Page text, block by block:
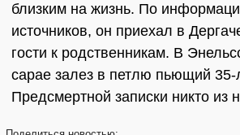
близким на жизнь. По
источников, он приехал в
гости к родственникам. В
сарае залез в петлю пьющий 35-
Предсмертной записки никто из